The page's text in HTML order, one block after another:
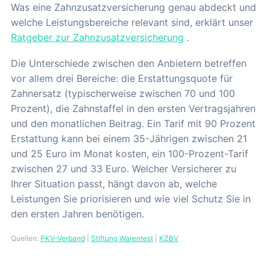
Was eine Zahnzusatzversicherung genau abdeckt und
welche Leistungsbereiche relevant sind, erklärt unser
Ratgeber zur Zahnzusatzversicherung .
Die Unterschiede zwischen den Anbietern betreffen
vor allem drei Bereiche: die Erstattungsquote für
Zahnersatz (typischerweise zwischen 70 und 100
Prozent), die Zahnstaffel in den ersten Vertragsjahren
und den monatlichen Beitrag. Ein Tarif mit 90 Prozent
Erstattung kann bei einem 35-Jährigen zwischen 21
und 25 Euro im Monat kosten, ein 100-Prozent-Tarif
zwischen 27 und 33 Euro. Welcher Versicherer zu
Ihrer Situation passt, hängt davon ab, welche
Leistungen Sie priorisieren und wie viel Schutz Sie in
den ersten Jahren benötigen.
Quellen: PKV-Verband Stiftung Warentest KZBV